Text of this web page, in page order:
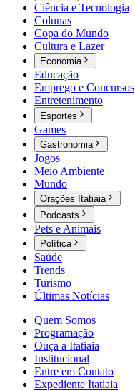
Ciência e Tecnologia
Colunas
Copa do Mundo
Cultura e Lazer
Economia
Educação
Emprego e Concursos
Entretenimento
Esportes
Games
Gastronomia
Jogos
Meio Ambiente
Mundo
Orações Itatiaia
Podcasts
Pets e Animais
Política
Saúde
Trends
Turismo
Últimas Notícias
Quem Somos
Programação
Ouça a Itatiaia
Institucional
Entre em Contato
Expediente Itatiaia